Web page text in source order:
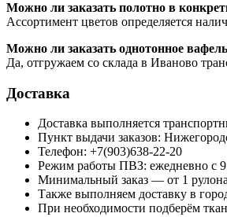
Можно ли заказать полотно в
Ассортимент цветов определяется
Можно ли заказать однотонное
Да, отгружаем со склада в Иваново
Доставка
Доставка выполняется
Пункт выдачи заказов:
Телефон: +7(903)638-22-20
Режим работы ПВЗ: ежедневно с
Минимальный заказ — от 1
Также выполняем доставку в
При необходимости подберём